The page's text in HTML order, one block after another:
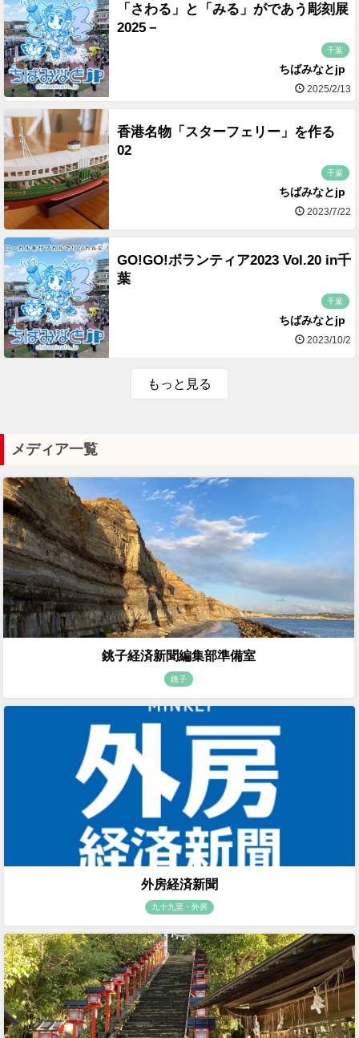
「さわる」と「みる」がであう彫刻展
2025－
千葉
ちばみなとjp
2025/2/13
香港名物「スターフェリー」を作る
02
千葉
ちばみなとjp
2023/7/22
GO!GO!ボランティア2023 Vol.20 in千
葉
千葉
ちばみなとjp
2023/10/2
もっと見る
メディア一覧
銚子経済新聞編集部準備室
銚子
外房経済新聞
九十九里・外房